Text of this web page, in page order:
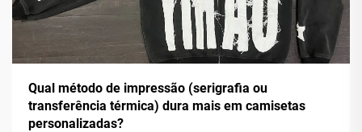
Qual método de impressão (serigrafia ou
transferência térmica) dura mais em camisetas
personalizadas?